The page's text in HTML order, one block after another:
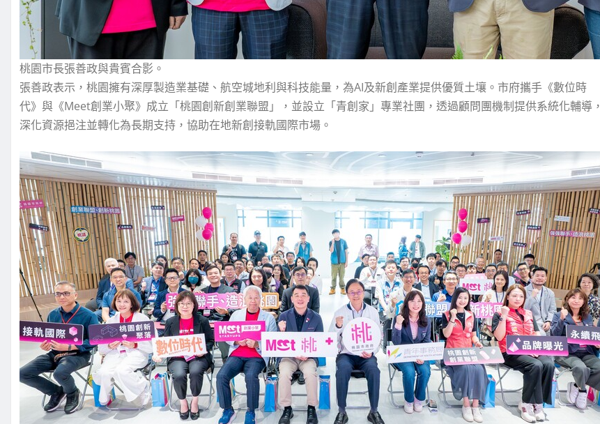
桃園市長張善政與貴賓合影。
張善政表示，桃園擁有深厚製造業基礎、航空城地利與科技能量，為AI及新創產業提供優質土壤。市府攜手《數位時
代》與《Meet創業小聚》成立「桃園創新創業聯盟」，並設立「青創家」專業社團，透過顧問團機制提供系統化輔導，
深化資源挹注並轉化為長期支持，協助在地新創接軌國際市場。